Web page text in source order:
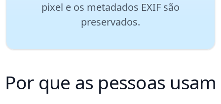
pixel e os metadados EXIF são
preservados.
Por que as pessoas usam